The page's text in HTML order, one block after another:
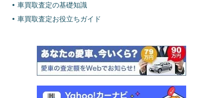
車買取査定の基礎知識
車買取査定お役立ちガイド